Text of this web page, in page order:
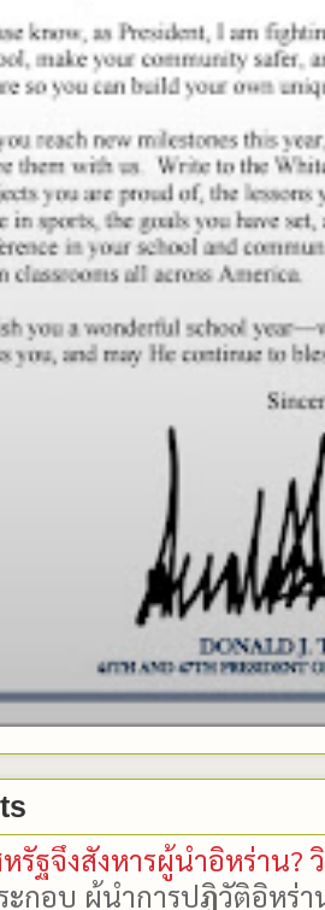
รัฐจึงสังหารผู้นำอิหร่าน?
กอบ ผู้นำการปฏิวัติอิหร่า